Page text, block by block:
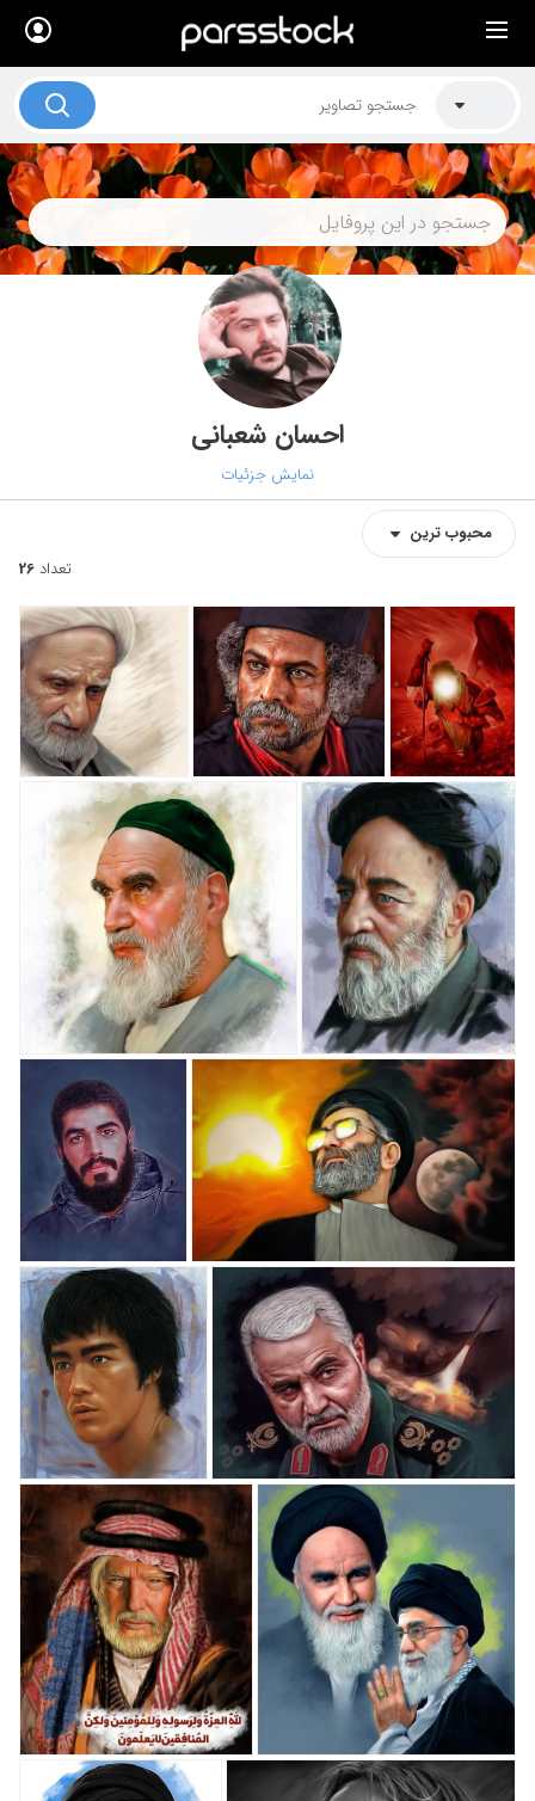
احسان شعبانی
نمایش جزئیات
محبوب‌‌‌ ترین
تعداد 26
× لیست قیمت ها
کاربرد تصاویر
موضوعات تصاویر
دکوراسیون و فضاها
هنرمندان ایرانی
کسب درآمد از فروش تصاویر
021 28428845